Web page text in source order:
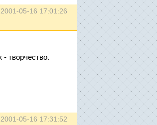
2001-05-16 17:01:26
творчество.
2001-05-16 17:31:52